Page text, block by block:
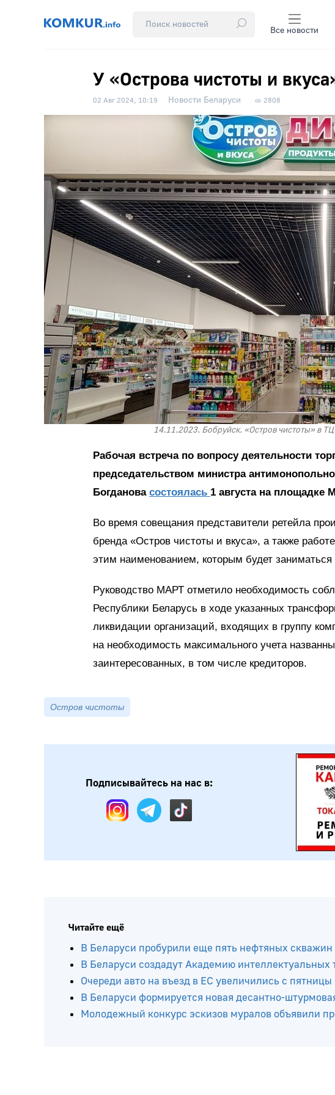
Все новости
У «Острова чистоты и
02 Авг 2024, 10:19 Новости Беларуси 2808
14.11.2023. Бобруйск. «Остров чистоты» в
Рабочая встреча по вопросу деятельности
председательством министра
Богданова состоялась 1 августа на площадке
Во время совещания представители ретейла
бренда «Остров чистоты и вкуса», а также
этим наименованием, которым будет
Руководство МАРТ отметило необходимость
Республики Беларусь в ходе указанных
ликвидации организаций, входящих в группу
на необходимость максимального учета
заинтересованных, в том числе кредиторов.
Остров чистоты
Подписывайтесь на нас в:
Читайте ещё
В Беларуси пробурили еще пять нефтяных скважин
В Беларуси создадут Академию интеллектуальных
Очереди авто на въезд в ЕС увеличились с пятницы
В Беларуси формируется новая десантно-
Молодежный конкурс эскизов муралов объявили